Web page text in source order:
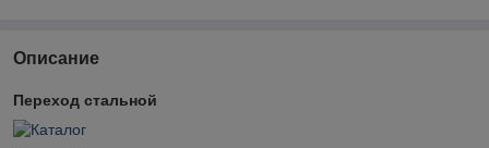
Описание
Переход стальной